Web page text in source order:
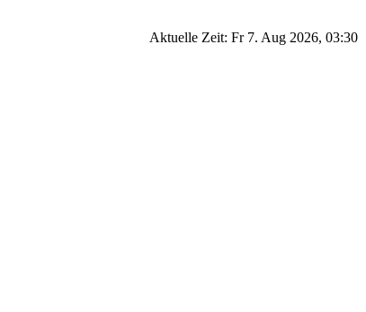
Aktuelle Zeit: Fr 7. Aug 2026, 03:30